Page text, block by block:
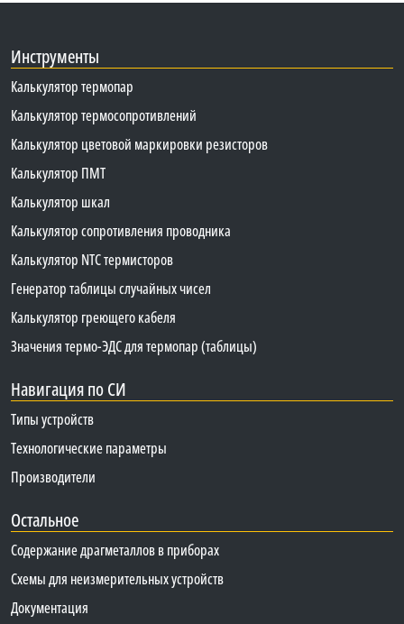
Инструменты
Калькулятор термопар
Калькулятор термосопротивлений
Калькулятор цветовой маркировки резисторов
Калькулятор ПМТ
Калькулятор шкал
Калькулятор сопротивления проводника
Калькулятор NTC термисторов
Генератор таблицы случайных чисел
Калькулятор греющего кабеля
Значения термо-ЭДС для термопар (таблицы)
Навигация по СИ
Типы устройств
Технологические параметры
Производители
Остальное
Содержание драгметаллов в приборах
Схемы для неизмерительных устройств
Документация